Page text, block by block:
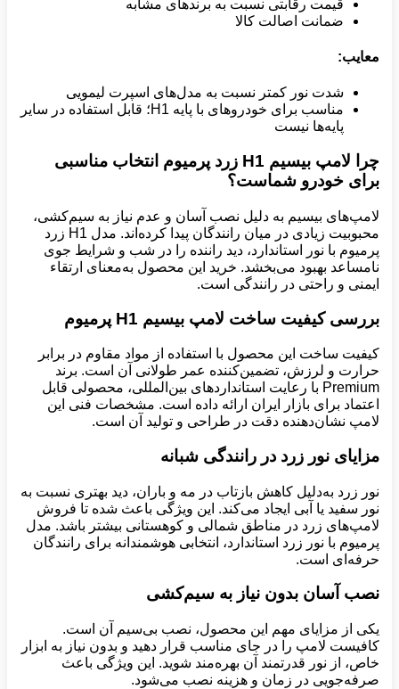
قیمت رقابتی نسبت به برندهای مشابه
ضمانت اصالت کالا
معایب:
شدت نور کمتر نسبت به مدل‌های اسپرت لیمویی
مناسب برای خودروهای با پایه H1؛ قابل استفاده در سایر
پایه‌ها نیست
چرا لامپ بیسیم
زرد پرمیوم انتخاب مناسبی
برای خودرو شماست؟
لامپ‌های بیسیم به دلیل نصب آسان و عدم نیاز به سیم‌کشی،
محبوبیت زیادی در میان رانندگان پیدا کرده‌اند. مدل H1 زرد
پرمیوم با نور استاندارد، دید راننده را در شب و شرایط جوی
نامساعد بهبود می‌بخشد. خرید این محصول به‌معنای ارتقاء
ایمنی و راحتی در رانندگی است.
بررسی کیفیت ساخت لامپ بیسیم پرمیوم
کیفیت ساخت این محصول با استفاده از مواد مقاوم در برابر
حرارت و لرزش، تضمین‌کننده عمر طولانی آن است. برند
Premium با رعایت استانداردهای بین‌المللی، محصولی قابل
اعتماد برای بازار ایران ارائه داده است. مشخصات فنی این
لامپ نشان‌دهنده دقت در طراحی و تولید آن است.
مزایای نور زرد در رانندگی شبانه
نور زرد به‌دلیل کاهش بازتاب در مه و باران، دید بهتری نسبت به
نور سفید یا آبی ایجاد می‌کند. این ویژگی باعث شده تا فروش
لامپ‌های زرد در مناطق شمالی و کوهستانی بیشتر باشد. مدل
پرمیوم با نور زرد استاندارد، انتخابی هوشمندانه برای رانندگان
حرفه‌ای است.
نصب آسان بدون نیاز به سیم‌کشی
یکی از مزایای مهم این محصول، نصب بی‌سیم آن است.
کافیست لامپ را در جای مناسب قرار دهید و بدون نیاز به ابزار
خاص، از نور قدرتمند آن بهره‌مند شوید. این ویژگی باعث
صرفه‌جویی در زمان و هزینه نصب می‌شود.